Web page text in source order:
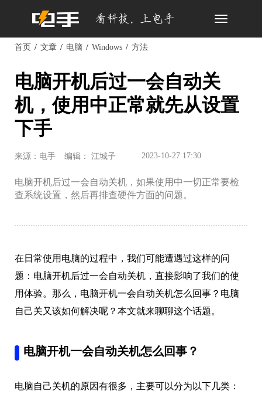
Toggle
首页 文章 电脑 Windows 方法
电脑开机后过一会自动关
机，使用中正常就先从设置
下手
来源：电手 编辑： 江城子 2023-10-27 17:30
电脑开机后过一会自动关机，如果使用中一切正常要检
查系统设置，然后再排查硬件方面的问题。
在日常使用电脑的过程中，我们可能遭遇过这样的问
题：电脑开机后过一会自动关机，直接影响了我们的使
用体验。那么，电脑开机一会自动关机怎么回事？电脑
自己关又该如何解决呢？本文就来聊聊这个话题。
电脑开机一会自动关机怎么回事？
电脑自己关机的原因有很多，主要可以分为以下几类：